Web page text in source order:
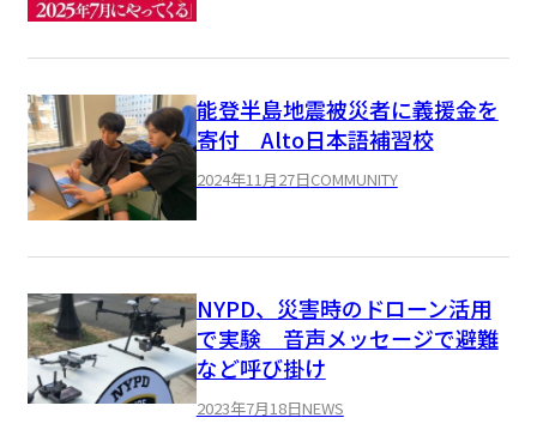
能登半島地震被災者に義援金を
寄付 Alto日本語補習校
2024年11月27日COMMUNITY
NYPD、災害時のドローン活用
で実験 音声メッセージで避難
など呼び掛け
2023年7月18日NEWS